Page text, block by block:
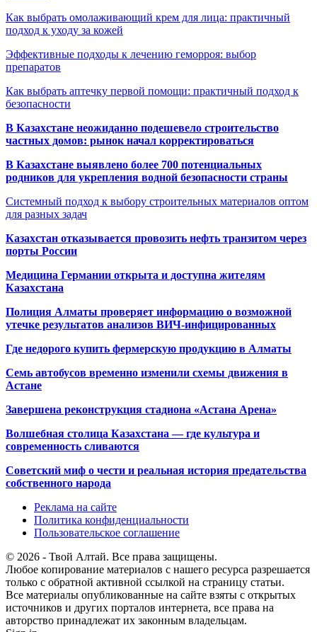
Как выбрать омолаживающий крем для лица: практичный
подход к уходу за кожей
Эффективные подходы к лечению геморроя: выбор
препаратов
Как выбрать аптечку первой помощи: практичный подход к
безопасности
В Казахстане неожиданно подешевело строительство
частных домов: рынок начал корректироваться
В Казахстане выявлено более 700 потенциальных
родников для укрепления водной безопасности страны
Системный подход к выбору строительных материалов оптом
для разных задач
Казахстан отказывается провозить нефть транзитом через
порты России
Медицина Германии открыта и доступна жителям
Казахстана
Полиция Алматы проверяет информацию о возможной
утечке результатов анализов ВИЧ-инфицированных
Где недорого купить фермерскую продукцию в Алматы
Семь автобусов временно изменили схемы движения в
Астане
Завершена реконструкция стадиона «Астана Арена»
Волшебная столица Казахстана — где культура и
современность сливаются
Советский миф о чести и реальная история предательства
собственного народа
Реклама на сайте
Политика конфиденциальности
Пользовательское соглашение
© 2026 - Твой Алтай. Все права защищены.
Любое копирование материалов с нашего ресурса разрешается
только с обратной активной ссылкой на страницу статьи.
Все материалы опубликованные на сайте взяты с открытых
источников и других порталов интернета, все права на
авторство принадлежат их законным владельцам.